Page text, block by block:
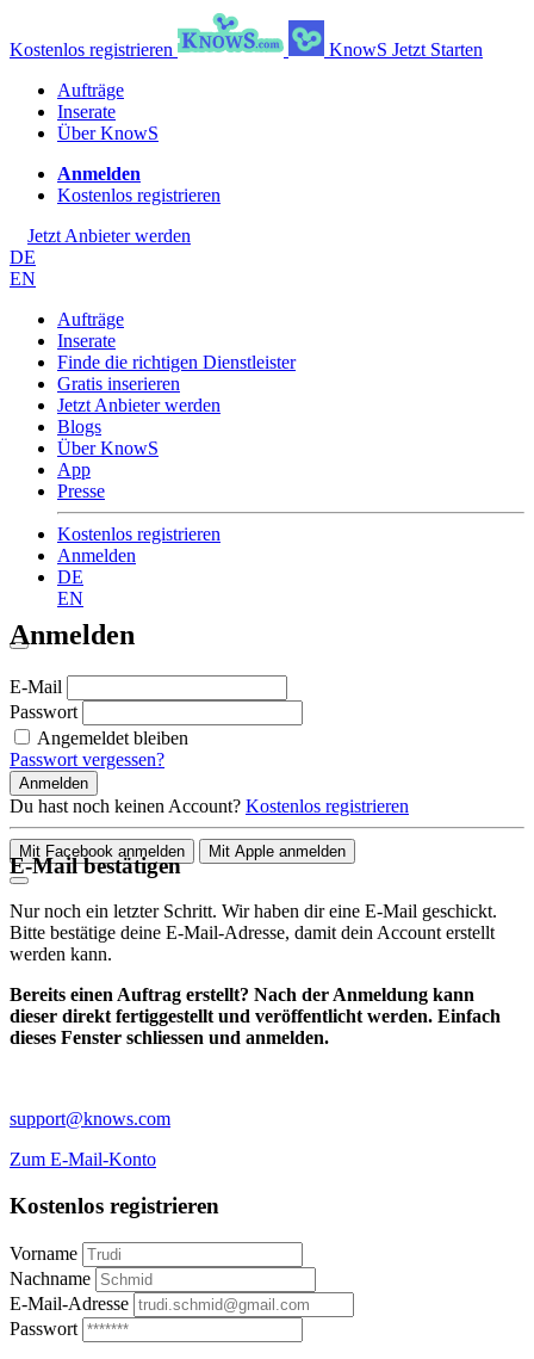
Kostenlos registrieren KnowS Jetzt Starten
Aufträge
Inserate
Über KnowS
Anmelden
Kostenlos registrieren
Jetzt Anbieter werden
DE
EN
Aufträge
Inserate
Finde die richtigen Dienstleister
Gratis inserieren
Jetzt Anbieter werden
Blogs
Über KnowS
App
Presse
Kostenlos registrieren
Anmelden
DE
EN
Anmelden
E-Mail
Passwort
Angemeldet bleiben
Passwort vergessen?
Anmelden
Du hast noch keinen Account? Kostenlos registrieren
Mit Facebook anmelden Mit Apple anmelden
E-Mail bestätigen
Nur noch ein letzter Schritt. Wir haben dir eine E-Mail geschickt.
Bitte bestätige deine E-Mail-Adresse, damit dein Account erstellt
werden kann.
Bereits einen Auftrag erstellt? Nach der Anmeldung kann
dieser direkt fertiggestellt und veröffentlicht werden. Einfach
dieses Fenster schliessen und anmelden.
support@knows.com
Zum E-Mail-Konto
Kostenlos registrieren
Vorname
Nachname
E-Mail-Adresse
Passwort